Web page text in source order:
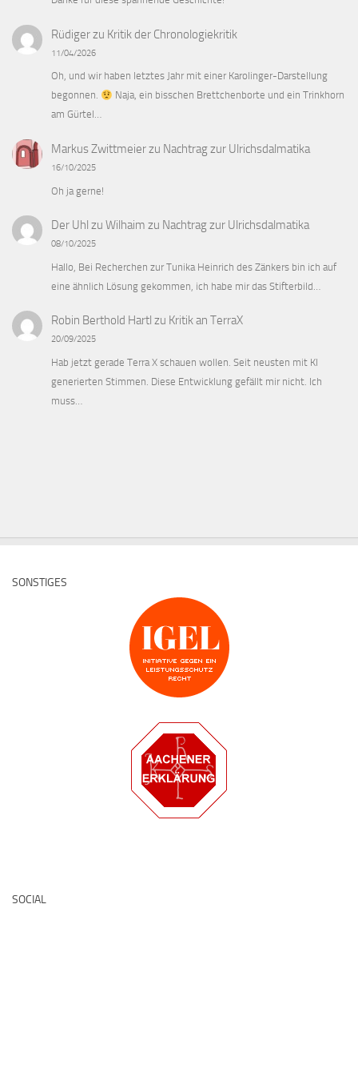
Rüdigerzu Kritik der Chronologiekritik
11/04/2026
Oh, und wir haben letztes Jahr mit einer Karolinger-Darstellung
begonnen.
Naja, ein bisschen Brettchenborte und ein Trinkhorn
am Gürtel…
Markus Zwittmeierzu Nachtrag zur Ulrichsdalmatika
16/10/2025
Oh ja gerne!
Der Uhl zu Wilhaim zu Nachtrag zur Ulrichsdalmatika
08/10/2025
Hallo, Bei Recherchen zur Tunika Heinrich des Zänkers bin ich auf
eine ähnlich Lösung gekommen, ich habe mir das Stifterbild…
Robin Berthold Hartl zu Kritik an TerraX
20/09/2025
Hab jetzt gerade Terra X schauen wollen. Seit neusten mit KI
generierten Stimmen. Diese Entwicklung gefällt mir nicht. Ich
muss…
SONSTIGES
SOCIAL